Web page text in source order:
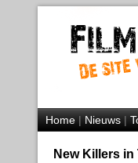
Home|Nieuws|
New Killers in